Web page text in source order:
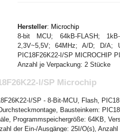
Hersteller: Microchip
8-bit MCU; 64kB-FLASH;
2,3V~5,5V; 64MHz; A/D; D/A;
PIC18F26K22-I/SP MICROCHIP
Anzahl je Verpackung: 2 Stücke
I/SP Microchip
I/SP - 8-Bit-MCU, Flash,
Bausteinkern:
Programmspeichergröße: 64KB,
der Ein-/Ausgänge: 25I/O(s),